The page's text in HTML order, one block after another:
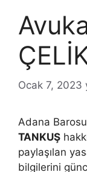
Ocak 7, 2023
Adana
TANKUŞ
paylaşılan
bilgilerini